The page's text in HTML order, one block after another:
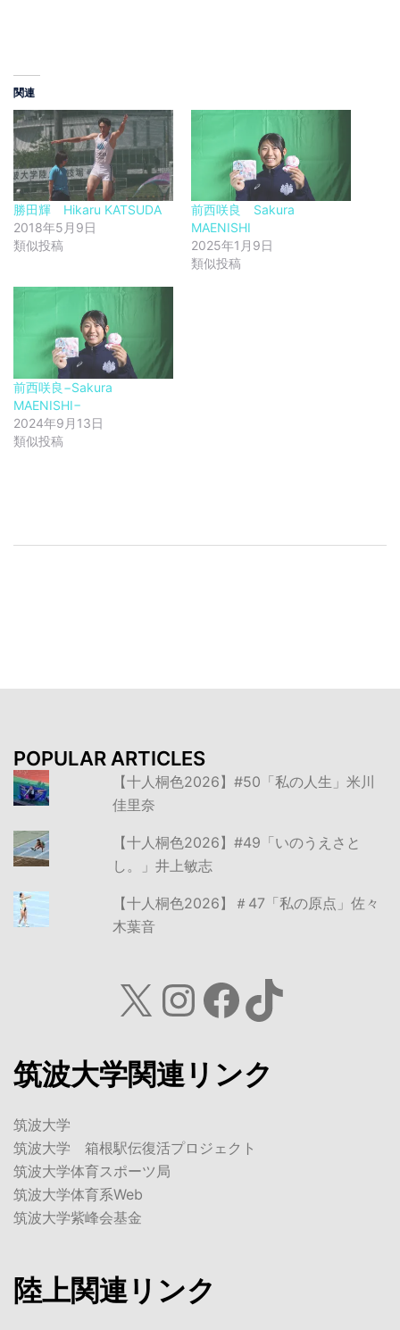
関連
勝田輝 Hikaru KATSUDA
2018年5月9日
類似投稿
前西咲良 Sakura
MAENISHI
2025年1月9日
類似投稿
前西咲良−Sakura
MAENISHI−
2024年9月13日
類似投稿
ン
POPULAR ARTICLES
【十人桐色2026】#50「私の人生」米川
佳里奈
【十人桐色2026】#49「いのうえさと
し。」井上敏志
【十人桐色2026】＃47「私の原点」佐々
木葉音
X Instagram
Facebook
TikTok
筑波大学関連リンク
筑波大学
筑波大学 箱根駅伝復活プロジェクト
筑波大学体育スポーツ局
筑波大学体育系Web
筑波大学紫峰会基金
陸上関連リンク